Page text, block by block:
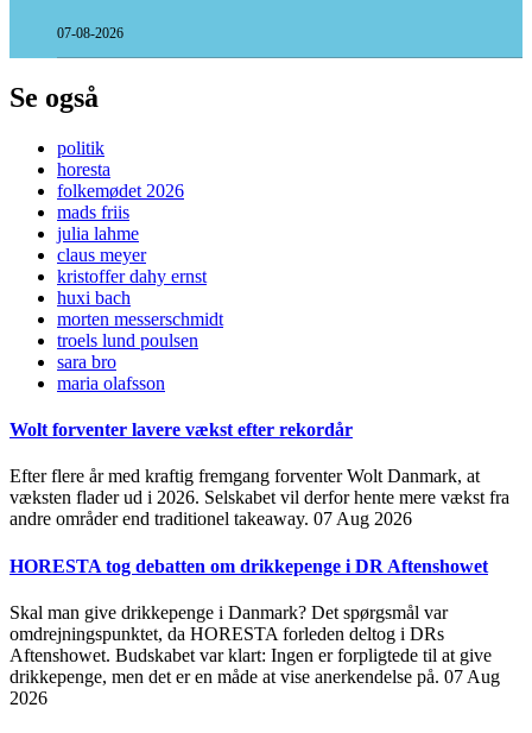
07-08-2026
Se også
politik
horesta
folkemødet 2026
mads friis
julia lahme
claus meyer
kristoffer dahy ernst
huxi bach
morten messerschmidt
troels lund poulsen
sara bro
maria olafsson
Wolt forventer lavere vækst efter rekordår
Efter flere år med kraftig fremgang forventer Wolt Danmark, at
væksten flader ud i 2026. Selskabet vil derfor hente mere vækst fra
andre områder end traditionel takeaway. 07 Aug 2026
HORESTA tog debatten om drikkepenge i DR Aftenshowet
Skal man give drikkepenge i Danmark? Det spørgsmål var
omdrejningspunktet, da HORESTA forleden deltog i DRs
Aftenshowet. Budskabet var klart: Ingen er forpligtede til at give
drikkepenge, men det er en måde at vise anerkendelse på. 07 Aug
2026